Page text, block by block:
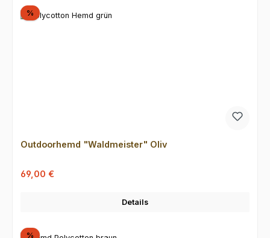
%Rabatt
Outdoorhemd "Waldmeister" Oliv
Verkaufspreis:
69,00 €
Details
%Rabatt